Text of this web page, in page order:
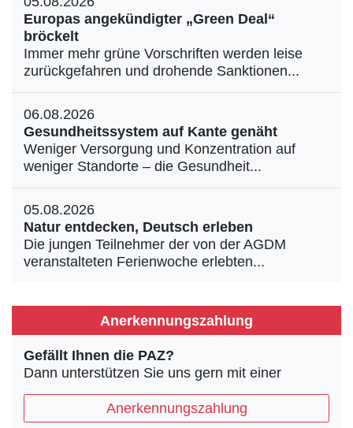
Europas angekündigter „Green Deal“
bröckelt
Immer mehr grüne Vorschriften werden leise
zurückgefahren und drohende Sanktionen...
06.08.2026
Gesundheitssystem auf Kante genäht
Weniger Versorgung und Konzentration auf
weniger Standorte – die Gesundheit...
05.08.2026
Natur entdecken, Deutsch erleben
Die jungen Teilnehmer der von der AGDM
veranstalteten Ferienwoche erlebten...
Anerkennungszahlung
Gefällt Ihnen die PAZ?
Dann unterstützen Sie uns gern mit einer
Anerkennungszahlung